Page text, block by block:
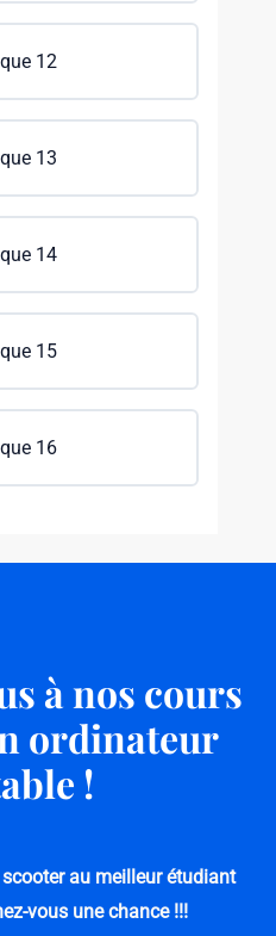
12
13
14
15
16
à nos cours
ordinateur
!
au meilleur étudiant
vous une chance !!!